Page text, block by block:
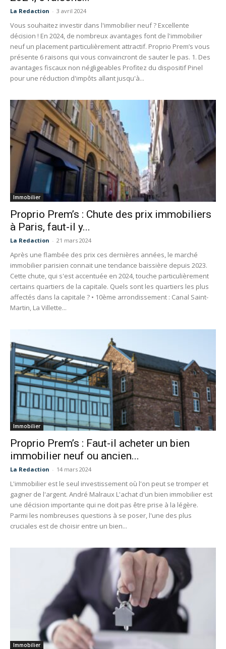
La Redaction - 3 avril 2024
Vous souhaitez investir dans l'immobilier neuf ? Excellente
décision ! En 2024, de nombreux avantages font de l'immobilier
neuf un placement particulièrement attractif. Proprio Prem’s vous
présente 6 raisons qui vous convaincront de sauter le pas. 1. Des
avantages fiscaux non négligeables Profitez du dispositif Pinel
pour une réduction d'impôts allant jusqu'à...
Immobilier
Proprio Prem’s : Chute des prix immobiliers
à Paris, faut-il y...
La Redaction - 21 mars 2024
Après une flambée des prix ces dernières années, le marché
immobilier parisien connait une tendance baissière depuis 2023.
Cette chute, qui s'est accentuée en 2024, touche particulièrement
certains quartiers de la capitale. Quels sont les quartiers les plus
affectés dans la capitale ? • 10ème arrondissement : Canal Saint-
Martin, La Villette...
Immobilier
Proprio Prem’s : Faut-il acheter un bien
immobilier neuf ou ancien...
La Redaction - 14 mars 2024
L'immobilier est le seul investissement où l'on peut se tromper et
gagner de l'argent. André Malraux L'achat d'un bien immobilier est
une décision importante qui ne doit pas être prise à la légère.
Parmi les nombreuses questions à se poser, l'une des plus
cruciales est de choisir entre un bien...
Immobilier